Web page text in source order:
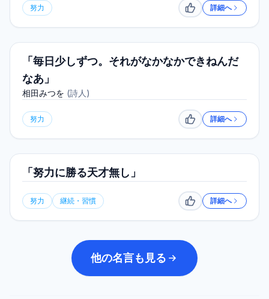
努力 いいね詳細へ
「毎日少しずつ。それがなかなかできねんだ
なあ」
相田みつを (詩人 )
努力 いいね詳細へ
「努力に勝る天才無し」
努力 継続・習慣 いいね詳細へ
他の名言も見る